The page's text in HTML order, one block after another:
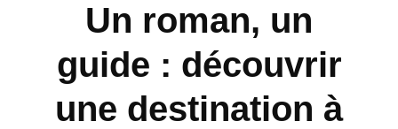
Un roman, un
guide : découvrir
une destination à